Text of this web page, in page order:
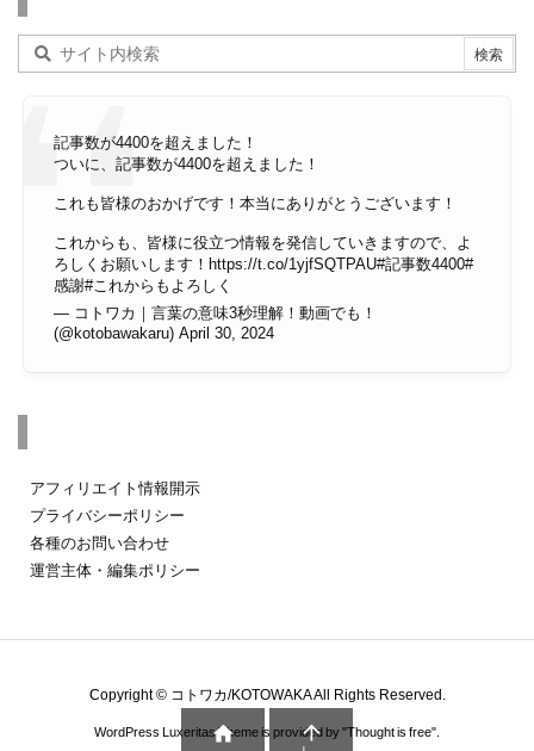
記事数が4400を超えました！
ついに、記事数が4400を超えました！
これも皆様のおかげです！本当にありがとうございます！
これからも、皆様に役立つ情報を発信していきますので、よ
ろしくお願いします！ https://t.co/1yjfSQTPAU#記事数4400#
感謝#これからもよろしく
— コトワカ｜言葉の意味3秒理解！動画でも！
(@kotobawakaru) April 30, 2024
アフィリエイト情報開示
プライバシーポリシー
各種のお問い合わせ
運営主体・編集ポリシー
Copyright © コトワカ/KOTOWAKAAll Rights Reserved.
WordPress Luxeritas Theme is provided by "Thought is free".
 